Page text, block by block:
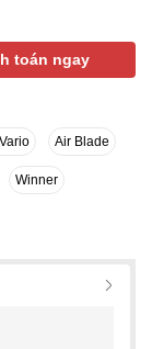
toán ngay
Air Blade
Winner